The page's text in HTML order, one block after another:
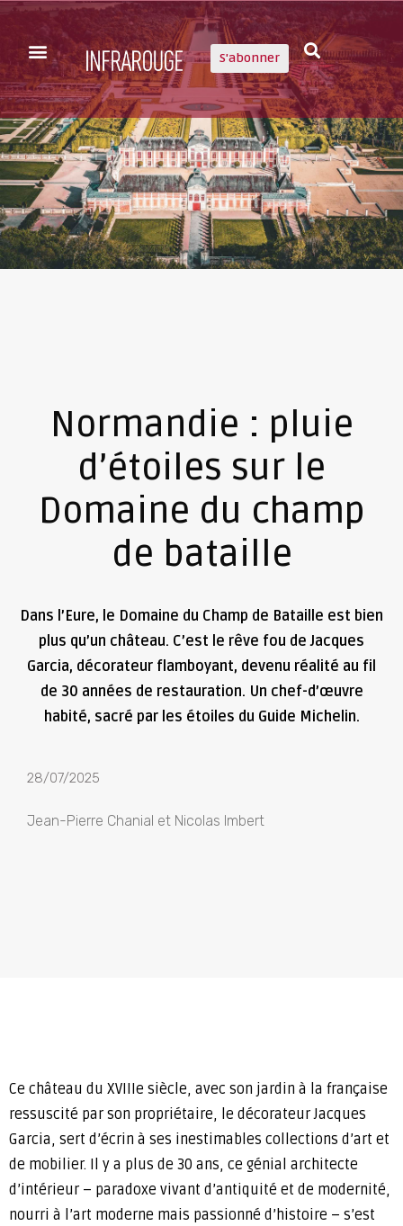
S'abonner
Normandie : pluie
d’étoiles sur le
Domaine du champ
de bataille
Dans l’Eure, le Domaine du Champ de Bataille est bien
plus qu’un château. C’est le rêve fou de Jacques
Garcia, décorateur flamboyant, devenu réalité au fil
de 30 années de restauration. Un chef-d’œuvre
habité, sacré par les étoiles du Guide Michelin.
28/07/2025
Jean-Pierre Chanial et Nicolas Imbert
Ce château du XVIIIe siècle, avec son jardin à la française
ressuscité par son propriétaire, le décorateur Jacques
Garcia, sert d’écrin à ses inestimables collections d’art et
de mobilier. Il y a plus de 30 ans, ce génial architecte
d’intérieur – paradoxe vivant d’antiquité et de modernité,
nourri à l’art moderne mais passionné d’histoire – s’est